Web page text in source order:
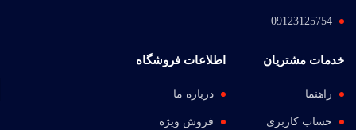
09123125754
خدمات مشتریان
راهنما
حساب کاربری
اطلاعات فروشگاه
درباره ما
فروش ویژه